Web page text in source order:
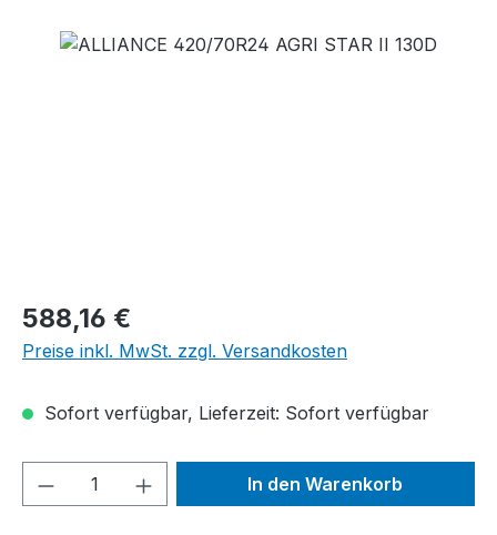
Bildergalerie überspringen
Regulärer Preis:
588,16 €
Preise inkl. MwSt. zzgl. Versandkosten
Sofort verfügbar, Lieferzeit: Sofort verfügbar
Produkt Anzahl: Gib denIn den Warenkorb